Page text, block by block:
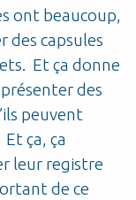
ont beaucoup,
des capsules
Et ça donne
des
peuvent
ça, ça
leur registre
de ce